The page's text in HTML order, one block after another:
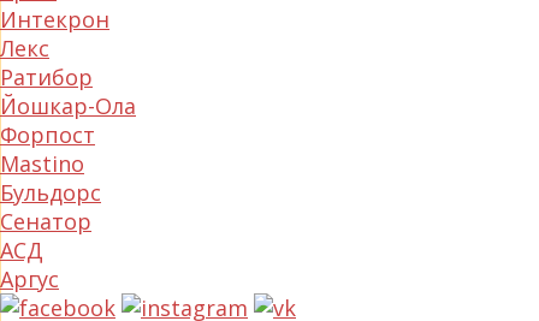
Интекрон
Лекс
Ратибор
Йошкар-Ола
Форпост
Mastino
Бульдорс
Сенатор
АСД
Аргус